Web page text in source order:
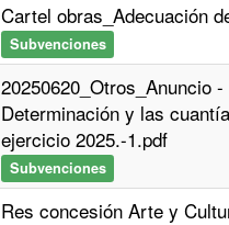
Cartel obras_Adecuación
Subvenciones
20250620_Otros_Anuncio
Determinación y las
ejercicio 2025.-1.pdf
Subvenciones
Res concesión Arte y